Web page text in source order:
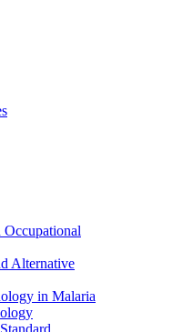
Alternative
in Malaria